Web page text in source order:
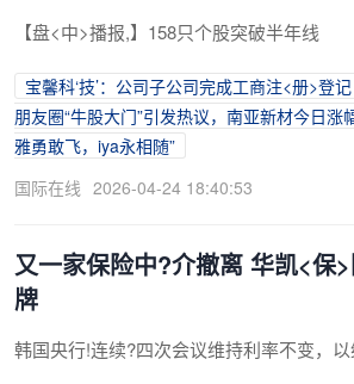
【盘<中>播报,】158只个股突破半年线
宝馨科‘技’：公司子公司完成工商注<册>登记
朋友圈“牛股大门”引发热议，南亚新材今日涨
雅勇敢飞，iya永相随”
国际在线 2026-04-24 18:40:53
又一家保险中?介撤离 华凯<保
牌
韩国央行!连续?四次会议维持利率不变，